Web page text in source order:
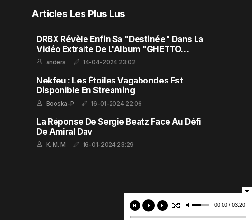
Articles Les Plus Lus
DRBX Révèle Enfin Sa "Destinée" Dans La
Vidéo Extraite De L'Album "GHETTO
FEELING"
anders 14-04-2024 23:02
Nekfeu : Les Étoiles Vagabondes Est
Disponible En Streaming
Booska-P 16-01-2024 22:06
La Réponse De Sergie Beatz Face Au Défi
De Amiral Dav
K. M. M 16-01-2024 23:29
00:00 / 03:20